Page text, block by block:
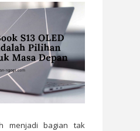
menjadi bagian tak